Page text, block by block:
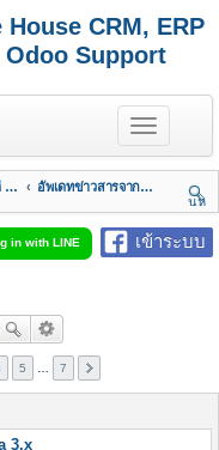
CRM, ERP
Support
T
o
g
l
e
n
a
n
ถามข้อมูล บริษัท เอ็ม ดี ซอฟต์ จำกัด
อัพเดทข่าวสารจากทางบริษัท
นห
า
เข้าระบบ
in with LINE
5 7
3.x